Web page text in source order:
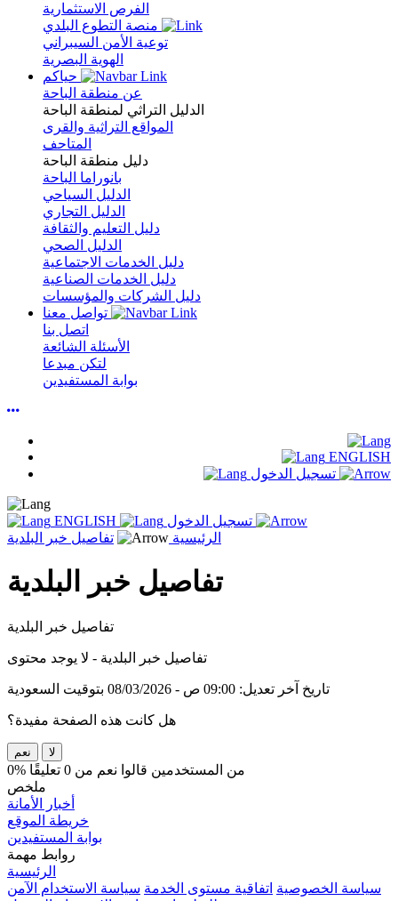
الفرص الاستثمارية
منصة التطوع البلدي
توعية الأمن السيبراني
الهوية البصرية
عن منطقة الباحة
الدليل التراثي لمنطقة الباحة
المواقع التراثية والقرى
المتاحف
دليل منطقة الباحة
بانوراما الباحة
الدليل السياحي
الدليل التجاري
دليل التعليم والثقافة
الدليل الصحي
دليل الخدمات الاجتماعية
دليل الخدمات الصناعية
دليل الشركات والمؤسسات
اتصل بنا
الأسئلة الشائعة
لتكن مبدعا
بوابة المستفيدين
ENGLISH
تسجيل الدخول
ENGLISH
تسجيل الدخول
الرئيسية
تفاصيل خبر البلدية
تفاصيل خبر البلدية
تفاصيل خبر البلدية
تفاصيل خبر البلدية - لا يوجد محتوى
تاريخ آخر تعديل: 09:00 ص - 08/03/2026 بتوقيت السعودية
هل كانت هذه الصفحة مفيدة؟
نعم لا
0% من المستخدمين قالوا نعم من 0 تعليقًا
ملخص
أخبار الأمانة
خريطة الموقع
بوابة المستفيدين
روابط مهمة
الرئيسية
سياسة الخصوصية اتفاقية مستوى الخدمة سياسة الاستخدام الآمن